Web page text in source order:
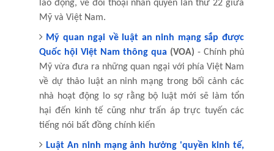
lao động, về đối thoại nhân quyền lần thứ 22 giữa
Mỹ và Việt Nam.
Mỹ quan ngại về luật an ninh mạng sắp được
Quốc hội Việt Nam thông qua (VOA)- Chính phủ
Mỹ vừa đưa ra những quan ngại với phía Việt Nam
về dự thảo luật an ninh mạng trong bối cảnh các
nhà hoạt động lo sợ rằng bộ luật mới sẽ làm tổn
hại đến kinh tế cũng như trấn áp trực tuyến các
tiếng nói bất đồng chính kiến
Luật An ninh mạng ảnh hưởng 'quyền kinh tế,